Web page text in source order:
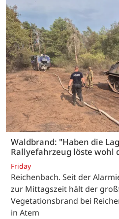
Waldbrand: "Haben die
Rallyefahrzeug löste wohl
Friday
Reichenbach. Seit der
zur Mittagszeit hält der
Vegetationsbrand bei
in Atem